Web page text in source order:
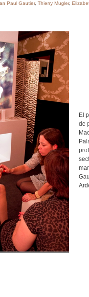
Paul Gautier, Thierry Mugler,
El
de